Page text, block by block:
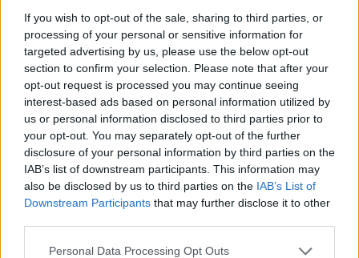
If you wish to opt-out of the sale, sharing to third parties, or
processing of your personal or sensitive information for
targeted advertising by us, please use the below opt-out
section to confirm your selection. Please note that after your
opt-out request is processed you may continue seeing
interest-based ads based on personal information utilized by
us or personal information disclosed to third parties prior to
your opt-out. You may separately opt-out of the further
disclosure of your personal information by third parties on the
IAB’s list of downstream participants. This information may
also be disclosed by us to third parties on the IAB’s List of
Downstream Participants that may further disclose it to other
Please note that this website/app uses one or more Google
Personal Data Processing Opt Outs
brillare?
AUTORE
Staff